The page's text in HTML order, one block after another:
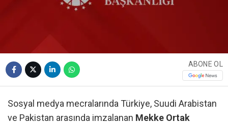
ABONE OL
Sosyal medya mecralarında Türkiye, Suudi Arabistan
ve Pakistan arasında imzalanan Mekke Ortak